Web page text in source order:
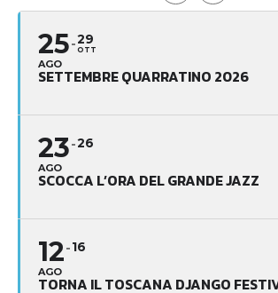
25
AGO
29
OTT
SETTEMBRE QUARRATINO 2026
23
AGO
26
SCOCCA L’ORA DEL GRANDE JAZZ
12
AGO
16
TORNA IL TOSCANA DJANGO